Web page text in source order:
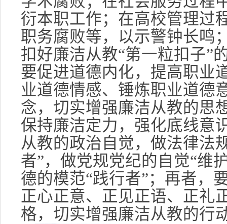
衍本职工作；在高校管理过
职务腐败等，以示警钟长鸣
扣好廉洁从教“第一粒扣子”
要促进道德内化，提高职业
业道德情感、锤炼职业道德
念，切实增强廉洁从教的思
保持廉洁定力，强化底线意
从教的政治自觉，做法律法
者”，做党规党纪的自觉“维
德的模范“践行者”；再者，
正心正意、正见正语、正礼
格，切实增强廉洁从教的行